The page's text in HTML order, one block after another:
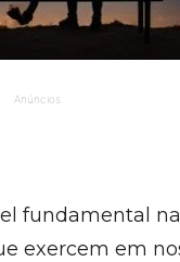
Anúncios
fundamental
exercem em